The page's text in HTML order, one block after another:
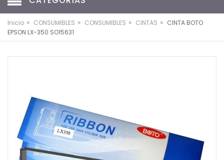
Inicio » CONSUMIBLES » CONSUMIBLES » CINTAS » CINTA BOTO
EPSON LX-350 SO15631